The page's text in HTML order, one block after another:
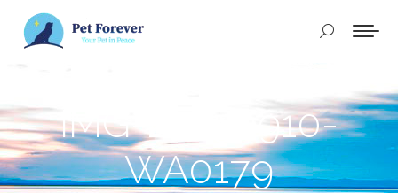
Buscar:
IMG-20250910-
WA0179